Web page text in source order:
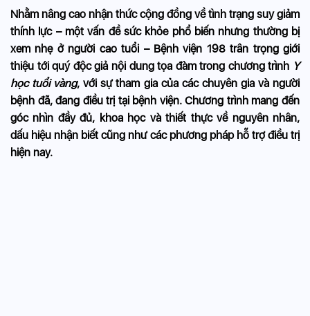
Nhằm nâng cao nhận thức cộng đồng về tình trạng suy giảm
thính lực – một vấn đề sức khỏe phổ biến nhưng thường bị
xem nhẹ ở người cao tuổi – Bệnh viện 198 trân trọng giới
thiệu tới quý độc giả nội dung tọa đàm trong chương trình Y
học tuổi vàng, với sự tham gia của các chuyên gia và người
bệnh đã, đang điều trị tại bệnh viện. Chương trình mang đến
góc nhìn đầy đủ, khoa học và thiết thực về nguyên nhân,
dấu hiệu nhận biết cũng như các phương pháp hỗ trợ điều trị
hiện nay.